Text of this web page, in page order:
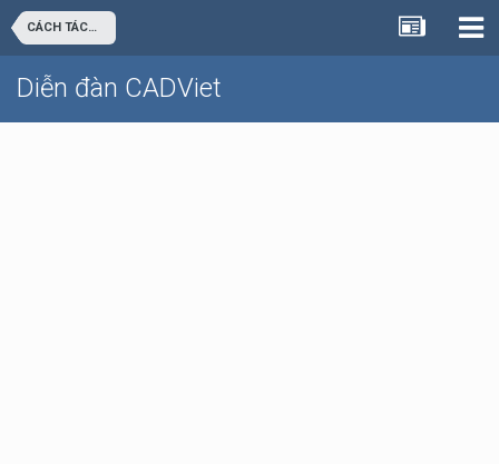
CÁCH TÁCH CÁC BẢN VẼ BÊN MODEL RA MỘT FILE MỚI
Diễn đàn CADViet